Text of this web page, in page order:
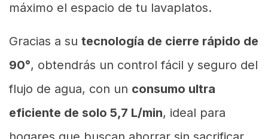
máximo el espacio de tu lavaplatos.
Gracias a su tecnología de cierre rápido de
90°, obtendrás un control fácil y seguro del
flujo de agua, con un consumo ultra
eficiente de solo 5,7 L/min, ideal para